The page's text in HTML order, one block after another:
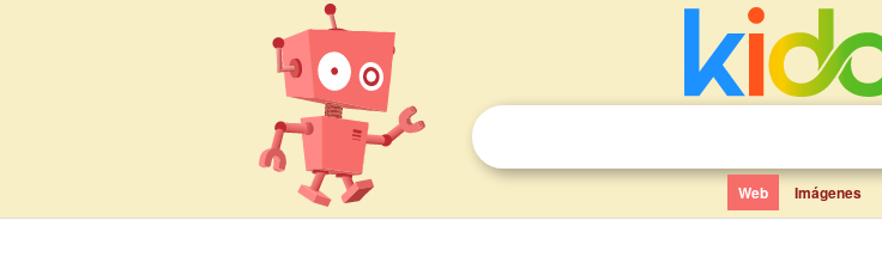
Web Imágenes